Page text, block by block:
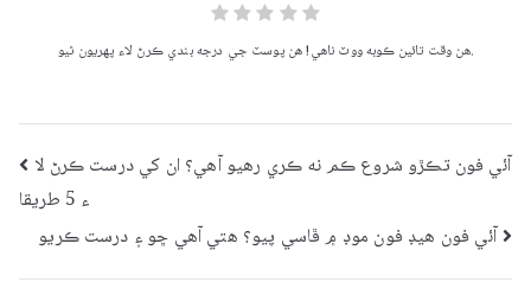
هن وقت تائين ڪوبه ووٽ ناهي! هن پوسٽ جي درجه بندي ڪرڻ لاء پهريون ٿيو.
پوسٽ
نيويگيشن
آئي فون تڪڙو شروع ڪم نه ڪري رهيو آهي؟ ان کي درست ڪرڻ لا
ء 5 طريقا
آئي فون هيڊ فون موڊ ۾ ڦاسي پيو؟ هتي آهي ڇو ۽ درست ڪريو